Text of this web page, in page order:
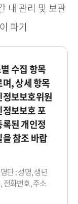
내 관리 및 보관
파기
수집 항목
며, 상세 항목
정보보호위원
정보보호 포
록된 개인정
참조 바랍
단 : 성명, 생년
전화번호, 주소